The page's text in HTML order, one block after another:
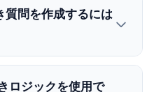
問を作成するには
ロジックを使用で